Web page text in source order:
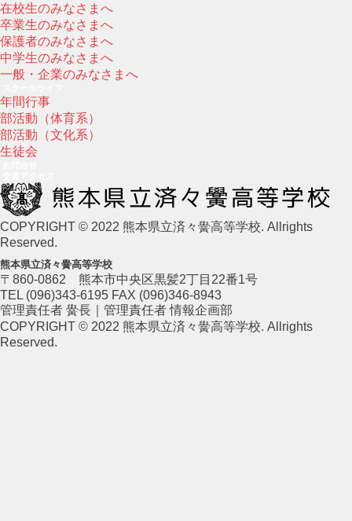
在校生のみなさまへ
卒業生のみなさまへ
保護者のみなさまへ
中学生のみなさまへ
一般・企業のみなさまへ
年間行事
部活動（体育系）
部活動（文化系）
生徒会
COPYRIGHT © 2022 熊本県立済々黌高等学校. Allrights
Reserved.
熊本県立済々黌高等学校
〒860-0862 熊本市中央区黒髪2丁目22番1号
TEL (096)343-6195 FAX (096)346-8943
管理責任者 黌長｜管理責任者 情報企画部
COPYRIGHT © 2022 熊本県立済々黌高等学校. Allrights
Reserved.